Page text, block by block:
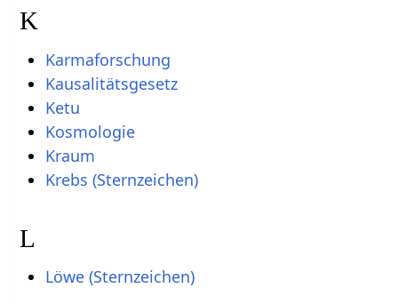
K
Karmaforschung
Kausalitätsgesetz
Ketu
Kosmologie
Kraum
Krebs (Sternzeichen)
L
Löwe (Sternzeichen)